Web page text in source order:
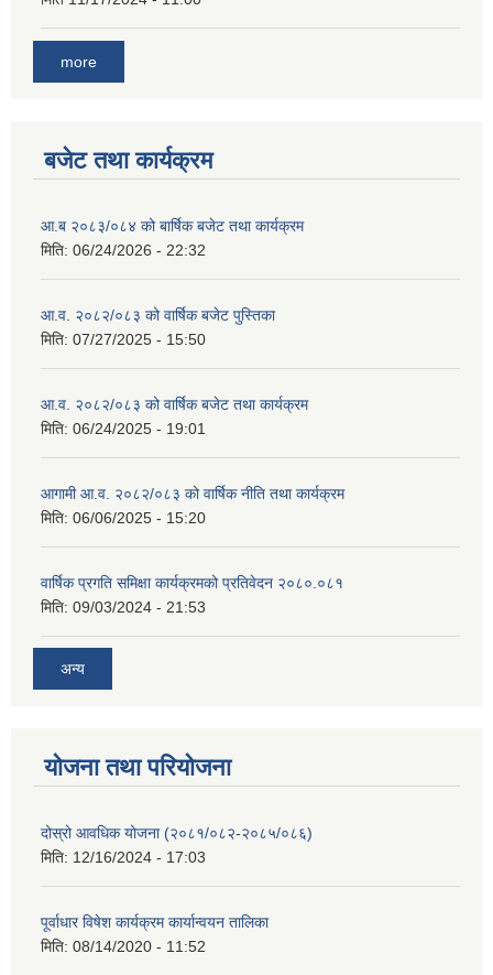
more
बजेट तथा कार्यक्रम
आ.ब २०८३/०८४ को बार्षिक बजेट तथा कार्यक्रम
मिति: 06/24/2026 - 22:32
आ.व. २०८२/०८३ को वार्षिक बजेट पुस्तिका
मिति: 07/27/2025 - 15:50
आ.व. २०८२/०८३ को वार्षिक बजेट तथा कार्यक्रम
मिति: 06/24/2025 - 19:01
आगामी आ.व. २०८२/०८३ को वार्षिक नीति तथा कार्यक्रम
मिति: 06/06/2025 - 15:20
वार्षिक प्रगति समिक्षा कार्यक्रमको प्रतिवेदन २०८०.०८१
मिति: 09/03/2024 - 21:53
अन्य
योजना तथा परियोजना
दोस्रो आवधिक योजना (२०८१/०८२-२०८५/०८६)
मिति: 12/16/2024 - 17:03
पूर्वाधार विषेश कार्यक्रम कार्यान्वयन तालिका
मिति: 08/14/2020 - 11:52